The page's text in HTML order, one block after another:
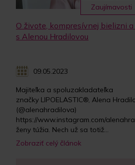
Zaujímavosti
O živote, kompresívnej bielizni
s Alenou Hradilovou
09.05.2023
Majiteľka a spoluzakladateľka
značky LIPOELASTIC®, Alena
(@alenahradilova)
https://www.instagram.com/
ženy túžia. Nech už sa totiž...
Zobraziť celý článok